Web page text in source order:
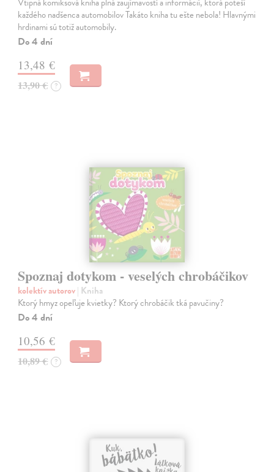
každého nadšenca automobilov Takáto kniha tu ešte nebola! Hlavnými
hrdinami sú totiž automobily.
Do 4 dní
13,48 €
13,90 € ?
Spoznaj dotykom - veselých chrobáčikov
kolektív autorov| Kniha
Ktorý hmyz opeľuje kvietky? Ktorý chrobáčik tká pavučiny?
Do 4 dní
10,56 €
10,89 € ?